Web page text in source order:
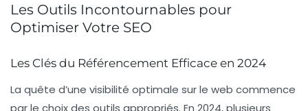
Les Outils Incontournables pour
Optimiser Votre SEO
Les Clés du Référencement Efficace en 2024
La quête d’une visibilité optimale sur le web commence
par le choix des outils appropriés. En 2024, plusieurs